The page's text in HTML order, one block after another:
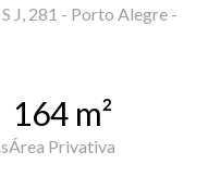
J, 281 - Porto Alegre -
164 m²
Área Privativa